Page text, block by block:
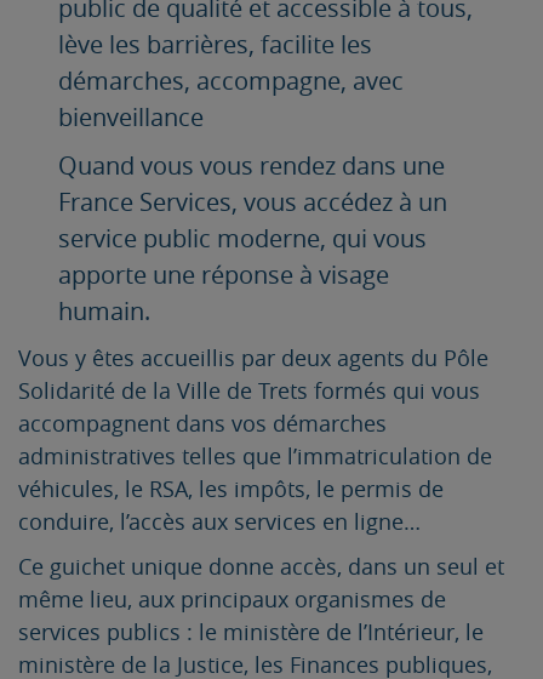
public de qualité et accessible à tous,
lève les barrières, facilite les
démarches, accompagne, avec
bienveillance
Quand vous vous rendez dans une
France Services, vous accédez à un
service public moderne, qui vous
apporte une réponse à visage
humain.
Vous y êtes accueillis par deux agents du Pôle
Solidarité de la Ville de Trets formés qui vous
accompagnent dans vos démarches
administratives telles que l’immatriculation de
véhicules, le RSA, les impôts, le permis de
conduire, l’accès aux services en ligne…
Ce guichet unique donne accès, dans un seul et
même lieu, aux principaux organismes de
services publics : le ministère de l’Intérieur, le
ministère de la Justice, les Finances publiques,